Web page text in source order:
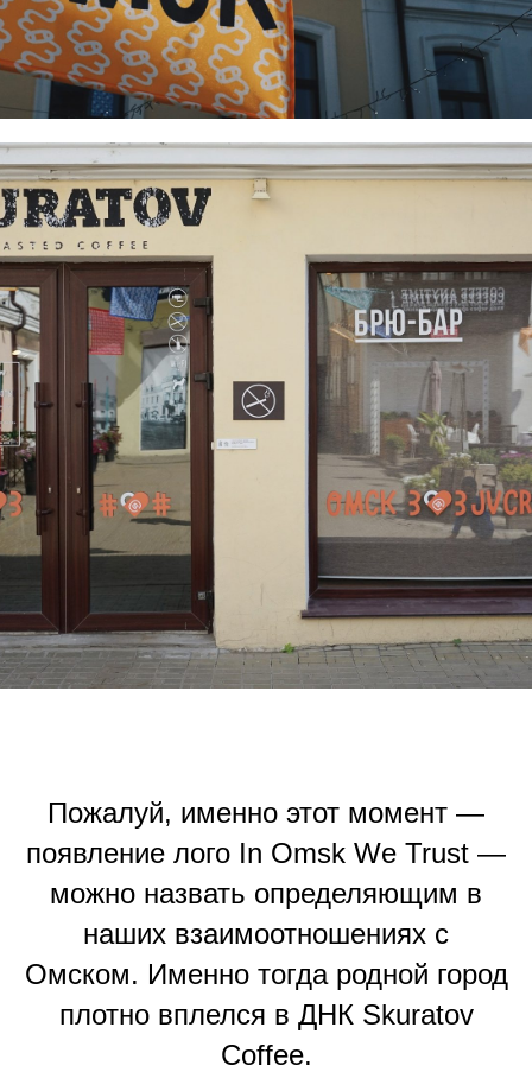
Пожалуй, именно этот момент —
появление лого In Omsk We Trust —
можно назвать определяющим в
наших взаимоотношениях с
Омском. Именно тогда родной город
плотно вплелся в ДНК Skuratov
Coffee.